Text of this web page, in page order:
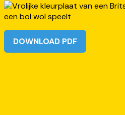
DOWNLOAD PDF